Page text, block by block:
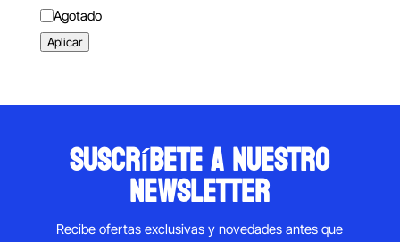
Agotado
Aplicar
suscríbete a nuestro
newsletter
Recibe ofertas exclusivas y novedades antes que